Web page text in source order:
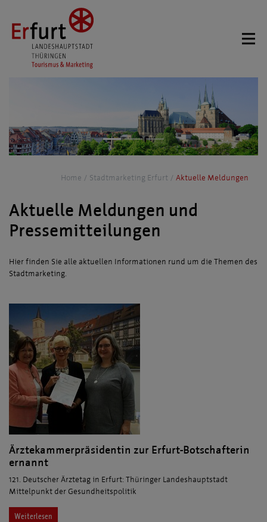
Home Stadtmarketing Erfurt Aktuelle Meldungen
Aktuelle Meldungen und
Pressemitteilungen
Hier finden Sie alle aktuellen Informationen rund um die Themen des
Stadtmarketing.
Ärztekammerpräsidentin zur Erfurt-Botschafterin
ernannt
121. Deutscher Ärztetag in Erfurt: Thüringer Landeshauptstadt
Mittelpunkt der Gesundheitspolitik
Weiterlesen